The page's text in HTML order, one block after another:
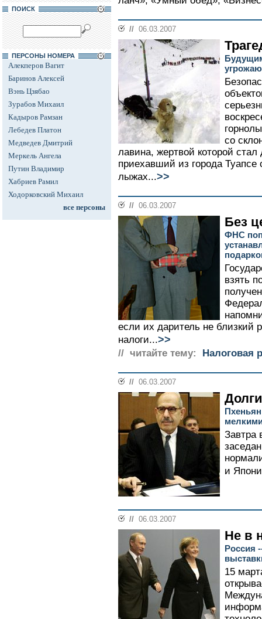
ПОИСК
ПЕРСОНЫ НОМЕРА
Алекперов Вагит
Баринов Алексей
Вэнь Цзябао
Зурабов Михаил
Кадыров Рамзан
Лебедев Платон
Медведев Дмитрий
Меркель Ангела
Путин Владимир
Хабриев Рамил
Ходорковский Михаил
все персоны
// 06.03.2007
со
лавина, жертвой которой
приехавший из города Туапсе
лыжах...>>
// 06.03.2007
Без
ФНС
взять
если их даритель не близкий
налоги...>>
// читайте тему: Налоговая
// 06.03.2007
Завтра
и
// 06.03.2007
Не в
Россия
15